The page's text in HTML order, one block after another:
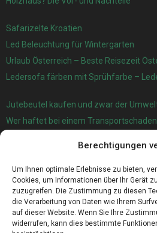
Berechtigungen
Um Ihnen optimale Erlebnisse zu bieten,
Cookies, um Informationen über Ihr Gerät
zuzugreifen. Die Zustimmung zu diesen
die Verarbeitung von Daten wie Ihrem
auf dieser Website. Wenn Sie Ihre
widerrufen, kann dies bestimmte
Safarizelte Kroatien
Led Beleuchtung für Wintergarten
Urlaub Österreich – Beste Reisezeit
Ledersofa färben mit Sprühfarbe –
Jutebeutel kaufen und zwar der
Wer haftet bei einem
Für die automatische Sackentleerung
Lösung